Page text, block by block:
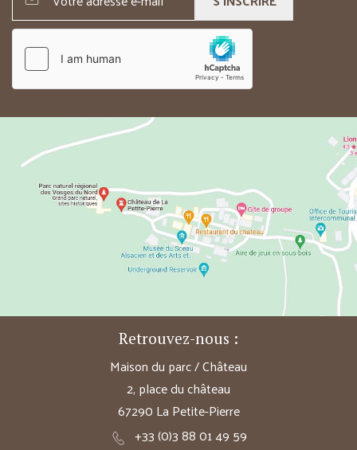
Retrouvez-nous :
Maison du parc / Château
2, place du château
67290 La Petite-Pierre
+33 (0)3 88 01 49 59